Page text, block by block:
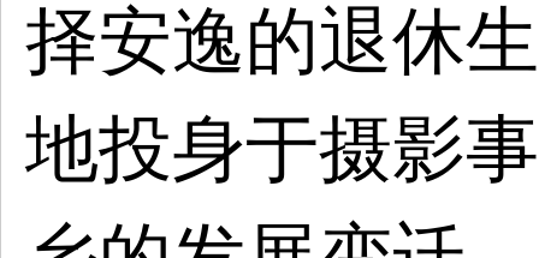
择安逸的退休
地投身于摄影